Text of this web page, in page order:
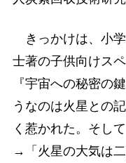
きっかけは、小
士著の子供向けス
『宇宙への秘密の
うなのは火星との
く惹かれた。そし
→「火星の大気は